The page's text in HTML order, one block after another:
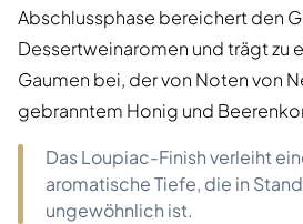
Abschlussphase bereichert den
Dessertweinaromen und trägt zu
Gaumen bei, der von Noten von
gebranntem Honig und
Das Loupiac-Finish verleiht
aromatische Tiefe, die in
ungewöhnlich ist.